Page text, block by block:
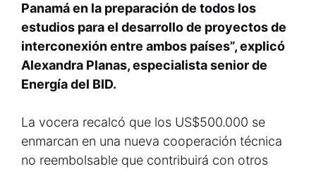
Panamá en la preparación de todos los
estudios para el desarrollo de proyectos de
interconexión entre ambos países”, explicó
Alexandra Planas, especialista senior de
Energía del BID.
La vocera recalcó que los US$500.000 se
enmarcan en una nueva cooperación técnica
no reembolsable que contribuirá con otros